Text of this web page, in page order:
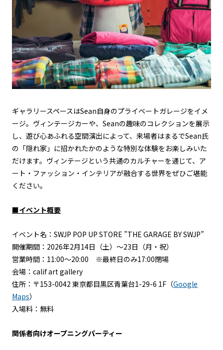
ギャラリースペースはSean自身のプライベートガレージをイメ
ージ。ヴィンテージカーや、Seanの趣味のコレクションを展示
し、遊び心あふれる空間演出によって、来場者はまるでSean氏
の「隠れ家」に招かれたかのような特別な体験をお楽しみいた
だけます。ヴィンテージという共通のカルチャーを通じて、ア
ート・ファッション・インテリアが融合する世界をぜひご堪能
ください。
■イベント概要
イベント名：SWJP POP UP STORE ”THE GARAGE BY SWJP”
開催期間：2026年2月14日（土）～23日（月・祝）
営業時間：11:00～20:00 ※最終日のみ17:00閉場
会場：calif art gallery
住所：〒153-0042 東京都目黒区青葉台1-29-6 1F（Google
Maps）
入場料：無料
関係者向けオープニングパーティー